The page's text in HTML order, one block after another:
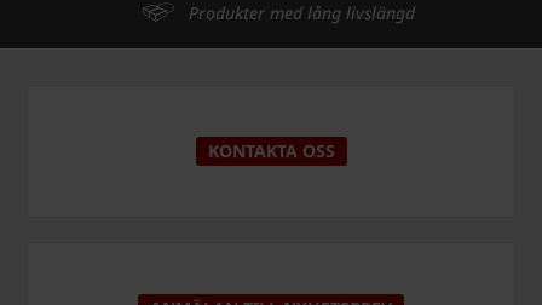
Produkter med lång livslängd
KONTAKTA OSS